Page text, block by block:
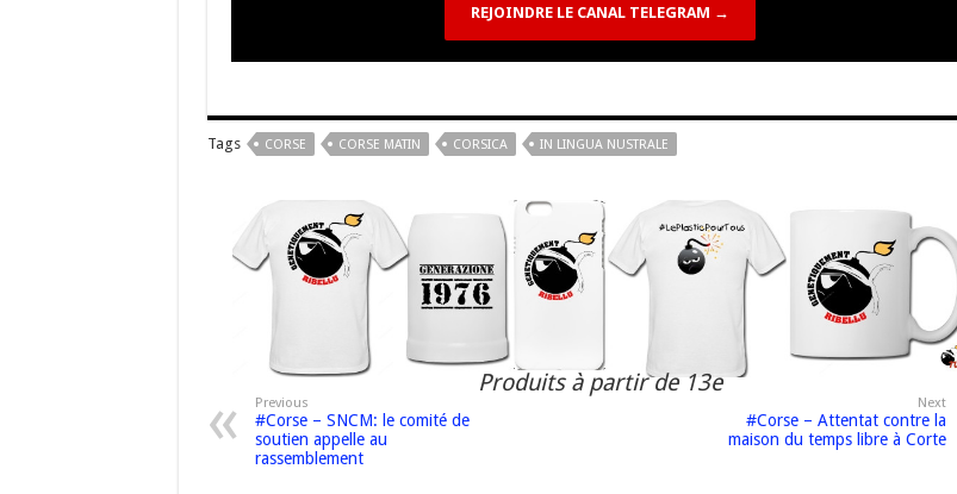
REJOINDRE LE CANAL TELEGRAM →
Tags CORSE CORSE MATIN CORSICA IN LINGUA NUSTRALE
Produits à partir de 13e
Previous
#Corse – SNCM: le comité de
soutien appelle au
rassemblement
Next
#Corse – Attentat contre la
maison du temps libre à Corte